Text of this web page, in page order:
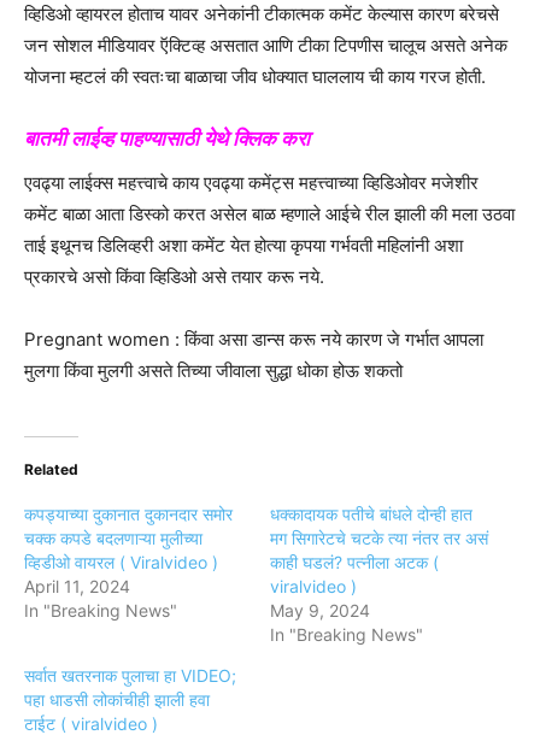
व्हिडिओ व्हायरल होताच यावर अनेकांनी टीकात्मक कमेंट केल्यास कारण बरेचसे
जन सोशल मीडियावर ऍक्टिव्ह असतात आणि टीका टिपणीस चालूच असते अनेक
योजना म्हटलं की स्वतःचा बाळाचा जीव धोक्यात घाललाय ची काय गरज होती.
बातमी लाईव्ह पाहण्यासाठी येथे क्लिक करा
एवढ्या लाईक्स महत्त्वाचे काय एवढ्या कमेंट्स महत्त्वाच्या व्हिडिओवर मजेशीर
कमेंट बाळा आता डिस्को करत असेल बाळ म्हणाले आईचे रील झाली की मला उठवा
ताई इथूनच डिलिव्हरी अशा कमेंट येत होत्या कृपया गर्भवती महिलांनी अशा
प्रकारचे असो किंवा व्हिडिओ असे तयार करू नये.
Pregnant women : किंवा असा डान्स करू नये कारण जे गर्भात आपला
मुलगा किंवा मुलगी असते तिच्या जीवाला सुद्धा धोका होऊ शकतो
Related
कपड्याच्या दुकानात दुकानदार समोर
चक्क कपडे बदलणाऱ्या मुलीच्या
व्हिडीओ वायरल ( Viralvideo )
April 11, 2024
In "Breaking News"
धक्कादायक पतीचे बांधले दोन्ही हात
मग सिगारेटचे चटके त्या नंतर तर असं
काही घडलं? पत्नीला अटक (
viralvideo )
May 9, 2024
In "Breaking News"
सर्वात खतरनाक पुलाचा हा VIDEO;
पहा धाडसी लोकांचीही झाली हवा
टाईट ( viralvideo )